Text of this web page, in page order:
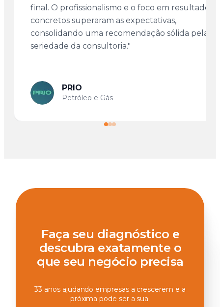
final. O profissionalismo e o foco em resultados
concretos superaram as expectativas,
consolidando uma recomendação sólida pela
seriedade da consultoria."
PRIO
Petróleo e Gás
Faça seu diagnóstico e
descubra exatamente o
que seu negócio precisa
33 anos ajudando empresas a crescerem e a
próxima pode ser a sua.